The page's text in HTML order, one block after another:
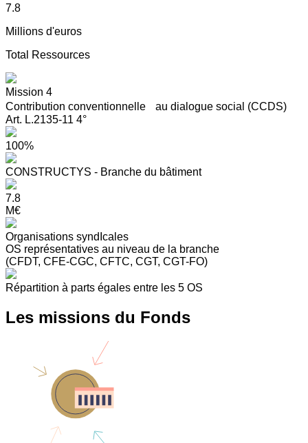
7.8
Millions d'euros
Total Ressources
Mission 4
Contribution conventionnelle au dialogue social (CCDS)
Art. L.2135-11 4°
100%
CONSTRUCTYS - Branche du bâtiment
7.8
M€
Organisations syndIcales
OS représentatives au niveau de la branche
(CFDT, CFE-CGC, CFTC, CGT, CGT-FO)
Répartition à parts égales entre les 5 OS
Les missions du Fonds